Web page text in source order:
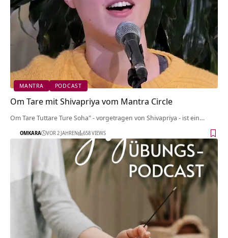
MANTRA PODCAST
Om Tare mit Shivapriya vom Mantra Circle
Om Tare Tuttare Ture Soha" - vorgetragen von Shivapriya - ist ein…
OMKARA VOR 2 JAHREN 658 VIEWS